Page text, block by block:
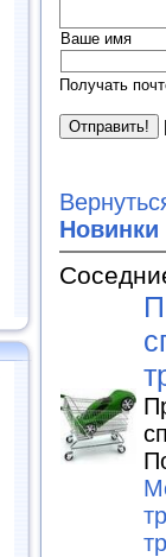
Ваше имя
Получать
Новинки